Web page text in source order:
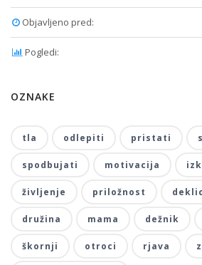
Objavljeno pred:
Pogledi:
OZNAKE
tla odlepiti pristati
spodbujati motivacija
življenje priložnost
družina mama dežnik
škornji otroci rjava